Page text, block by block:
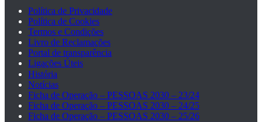
Política de Privacidade
Política de Cookies
Termos e Condições
Livro de Reclamações
Portal de transparência
Ligações Úteis
História
Notícias
Ficha de Operação – PESSOAS 2030 – 23/24
Ficha de Operação – PESSOAS 2030 – 24/25
Ficha de Operação – PESSOAS 2030 – 25/26